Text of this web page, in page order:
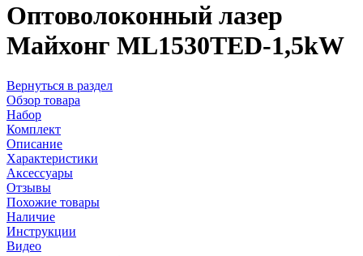
Оптоволоконный лазер
Майхонг МL1530TED-1,5kW
Вернуться в раздел
Обзор товара
Набор
Комплект
Описание
Характеристики
Аксессуары
Отзывы
Похожие товары
Наличие
Инструкции
Видео